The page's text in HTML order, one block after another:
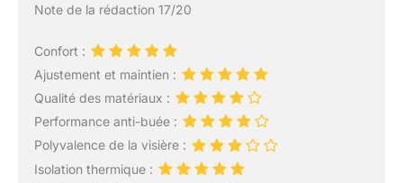
Note de la rédaction 17/20
Confort :
Ajustement et maintien :
Qualité des matériaux :
Performance anti-buée :
Polyvalence de la visière :
Isolation thermique :